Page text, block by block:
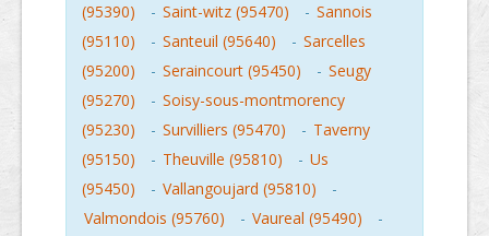
(95390)
- Saint-witz (95470) - Sannois
(95110)
- Santeuil (95640) - Sarcelles
(95200)
- Seraincourt (95450) - Seugy
(95270)
- Soisy-sous-montmorency
(95230)
- Survilliers (95470) - Taverny
(95150)
- Theuville (95810) - Us
(95450)
- Vallangoujard (95810)
-
Valmondois (95760)
- Vaureal (95490)
-